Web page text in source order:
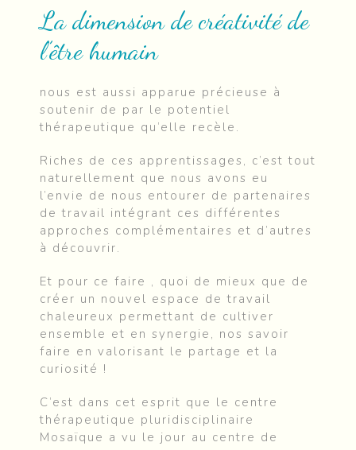
La dimension de créativité de
l’être humain
nous est aussi apparue précieuse à
soutenir de par le potentiel
thérapeutique qu’elle recèle.
Riches de ces apprentissages, c’est tout
naturellement que nous avons eu
l’envie de nous entourer de partenaires
de travail intégrant ces différentes
approches complémentaires et d’autres
à découvrir.
Et pour ce faire , quoi de mieux que de
créer un nouvel espace de travail
chaleureux permettant de cultiver
ensemble et en synergie, nos savoir
faire en valorisant le partage et la
curiosité !
C’est dans cet esprit que le centre
thérapeutique pluridisciplinaire
Mosaïque a vu le jour au centre de